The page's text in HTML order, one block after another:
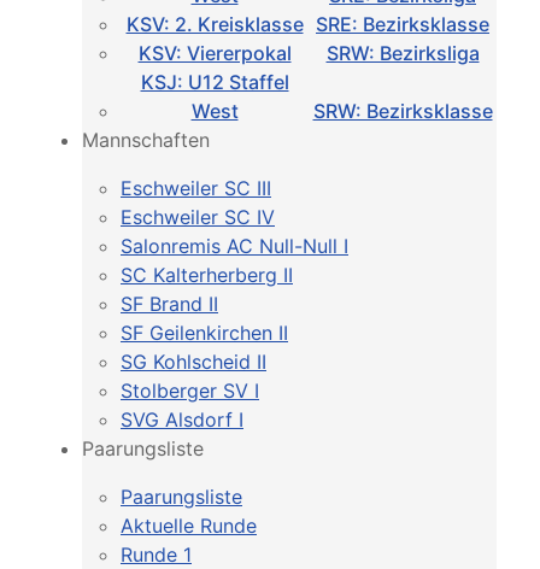
KSV: 2. Kreisklasse SRE: Bezirksklasse
KSV: Viererpokal
SRW: Bezirksliga
KSJ: U12 Staffel
West
SRW: Bezirksklasse
Mannschaften
Eschweiler SC III
Eschweiler SC IV
Salonremis AC Null-Null I
SC Kalterherberg II
SF Brand II
SF Geilenkirchen II
SG Kohlscheid II
Stolberger SV I
SVG Alsdorf I
Paarungsliste
Paarungsliste
Aktuelle Runde
Runde 1